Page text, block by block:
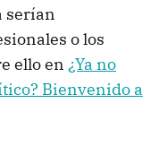
serían
o los
ello en ¿Ya no
Bienvenido a